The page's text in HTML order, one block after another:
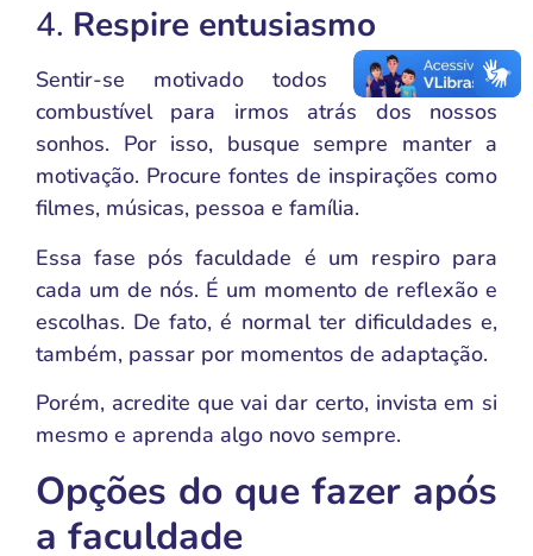
4. Respire entusiasmo
Sentir-se motivado todos dias é um
combustível para irmos atrás dos nossos
sonhos. Por isso, busque sempre manter a
motivação. Procure fontes de inspirações como
filmes, músicas, pessoa e família.
Essa fase pós faculdade é um respiro para
cada um de nós. É um momento de reflexão e
escolhas. De fato, é normal ter dificuldades e,
também, passar por momentos de adaptação.
Porém, acredite que vai dar certo, invista em si
mesmo e aprenda algo novo sempre.
Opções do que fazer após
a faculdade